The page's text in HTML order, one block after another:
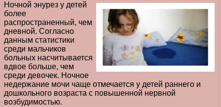
Ночной энурез у детей
более
распространенный, чем
дневной. Согласно
данным статистики
среди мальчиков
больных насчитывается
вдвое больше, чем
среди девочек. Ночное
недержание мочи чаще отмечается у детей раннего и
дошкольного возраста с повышенной нервной
возбудимостью.